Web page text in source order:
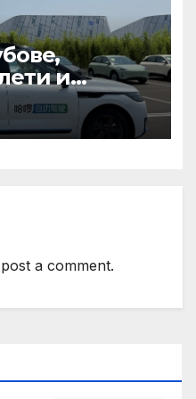
и
имат
подкрепа
a comment.